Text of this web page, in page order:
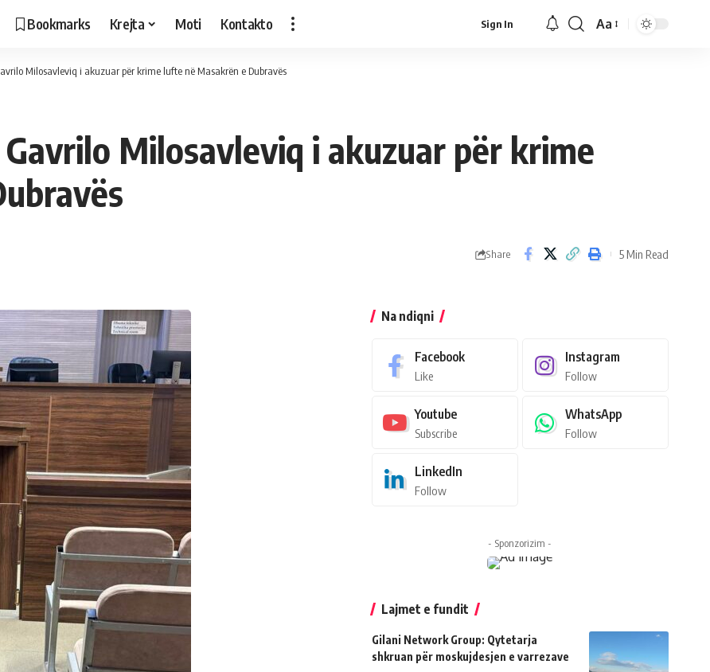
Bookmarks Krejta Moti Kontakto Sign In Aa
Milosavleviq i akuzuar për krime lufte në Masakrën e Dubravës
Milosavleviq i akuzuar për krime
Share 5 Min Read
Na ndiqni
Facebook
Like
Instagram
Follow
Youtube
Subscribe
WhatsApp
Follow
LinkedIn
Follow
- Sponzorizim -
Lajmet e fundit
Gilani Network Group: Qytetarja
shkruan për moskujdesjen e varrezave